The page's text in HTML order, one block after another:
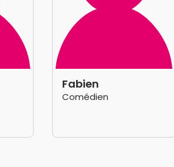
Fabien
Comédien